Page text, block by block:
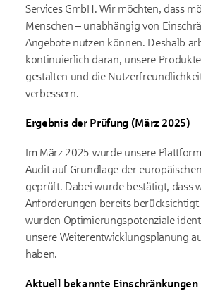
Services GmbH. Wir möchten, dass
Menschen – unabhängig von
Angebote nutzen können. Deshalb
kontinuierlich daran, unsere
gestalten und die
verbessern.
Ergebnis der Prüfung (März 2025)
Im März 2025 wurde unsere
Audit auf Grundlage der
geprüft. Dabei wurde bestätigt, dass
Anforderungen bereits berücksichtigt
wurden Optimierungspotenziale
unsere Weiterentwicklungsplanung
haben.
Aktuell bekannte Einschränkungen